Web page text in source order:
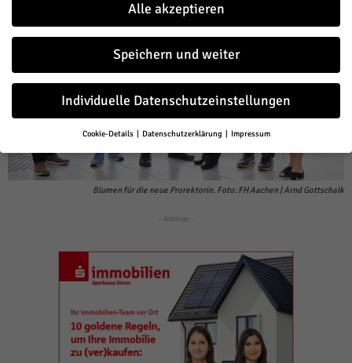
Blumen für die neue Prorektorin. Foto: FH Aachen | Arnd Gottschalk
- Anzeige -
Alle akzeptieren
Speichern und weiter
Individuelle Datenschutzeinstellungen
Cookie-Details Datenschutzerklärung Impressum
Datenschutzeinstellungen
Wenn Sie unter 16 Jahre alt sind und Ihre Zustimmung zu freiwilligen
Diensten geben möchten, müssen Sie Ihre Erziehungsberechtigten
Wir verwenden Cookies und andere Technologien auf unserer Website.
Website und Ihre Erfahrung zu verbessern.Personenbezogene Daten
können verarbeitet werden (z. B. IP-Adressen), z. B. für personalisierte
Anzeigen und Inhalte oder Anzeigen- und Inhaltsmessung.
Weitere
Informationen über die Verwendung Ihrer Daten finden Sie in unserer
Datenschutzerklärung.
Hier finden Sie eine Übersicht über alle verwendeten Cookies. Sie
können Ihre Einwilligung zu ganzen Kategorien geben oder sich
weitere Informationen anzeigen lassen und so nur bestimmte Cookies